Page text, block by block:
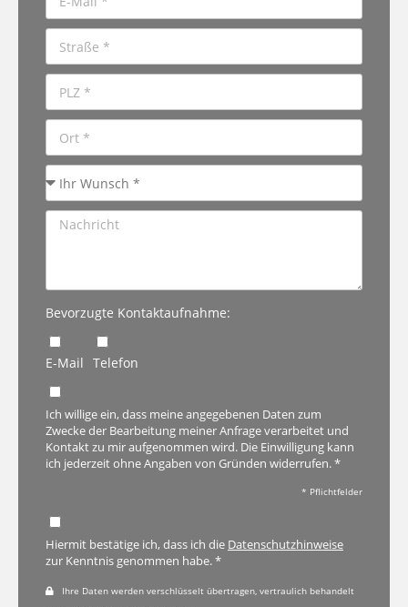
Bevorzugte Kontaktaufnahme:
E-Mail Telefon
Ich willige ein, dass meine angegebenen Daten zum
Zwecke der Bearbeitung meiner Anfrage verarbeitet und
Kontakt zu mir aufgenommen wird. Die Einwilligung kann
ich jederzeit ohne Angaben von Gründen widerrufen. *
* Pflichtfelder
Hiermit bestätige ich, dass ich die Datenschutzhinweise
zur Kenntnis genommen habe. *
Ihre Daten werden verschlüsselt übertragen, vertraulich behandelt